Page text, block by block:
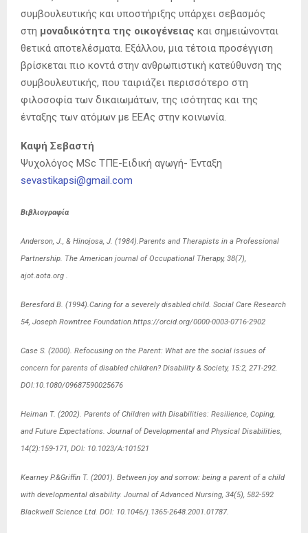
συμβουλευτικής και υποστήριξης υπάρχει σεβασμός
στη μοναδικότητα της οικογένειας και σημειώνονται
θετικά αποτελέσματα. Εξάλλου, μια τέτοια προσέγγιση
βρίσκεται πιο κοντά στην ανθρωπιστική κατεύθυνση της
συμβουλευτικής, που ταιριάζει περισσότερο στη
φιλοσοφία των δικαιωμάτων, της ισότητας και της
ένταξης των ατόμων με ΕΕΑς στην κοινωνία.
Καψή Σεβαστή
Ψυχολόγος MSc ΤΠΕ-Ειδική αγωγή- Ένταξη
sevastikapsi@gmail.com
Βιβλιογραφία
Anderson, J., & Hinojosa, J. (1984).Parents and Therapists in a Professional
Partnership. The American journal of Occupational Therapy, 38(7),
ajot.aota.org .
Beresford B. (1994).Caring for a severely disabled child. Social Care Research
54, Joseph Rowntree Foundation.https://orcid.org/0000-0003-0716-2902
Case S. (2000). Refocusing on the Parent: What are the social issues of
concern for parents of disabled children? Disability & Society, 15:2, 271-292.
DOI:10.1080/09687590025676
Heiman T. (2002). Parents of Children with Disabilities: Resilience, Coping,
and Future Expectations. Journal of Developmental and Physical Disabilities,
14(2):159-171, DOI: 10.1023/A:101521
Kearney P.&Griffin T. (2001). Between joy and sorrow: being a parent of a child
with developmental disability. Journal of Advanced Nursing, 34(5), 582-592
Blackwell Science Ltd. DOI: 10.1046/j.1365-2648.2001.01787.